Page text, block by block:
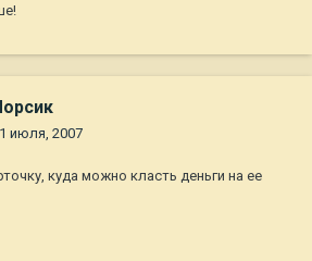
1 июля, 2007
куда можно класть деньги на ее